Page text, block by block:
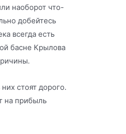
наоборот что-
добейтесь
всегда есть
басне Крылова
стоят дорого.
на прибыль